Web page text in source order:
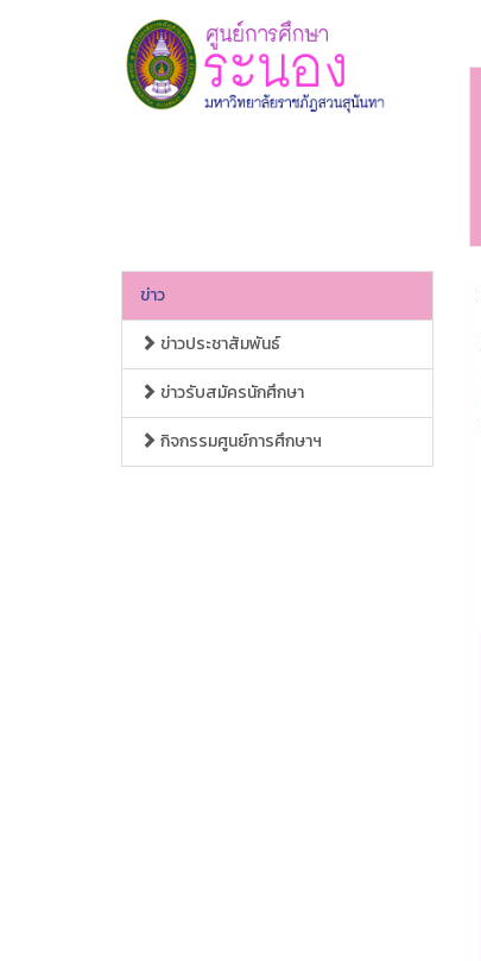
ข่าว
ข่าวประชาสัมพันธ์
ข่าวรับสมัครนักศึกษา
กิจกรรมศูนย์การศึกษาฯ